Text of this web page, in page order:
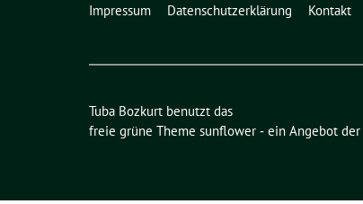
Impressum Datenschutzerklärung Kontakt
Tuba Bozkurt benutzt das
freie grüne Theme sunflower ‐ ein Angebot der